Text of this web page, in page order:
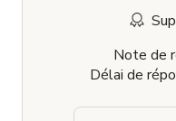
Note de
Délai de